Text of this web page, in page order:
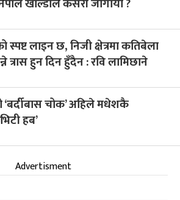
स्पष्ट लाइन छ, निजी क्षेत्रमा कतिबेला
त्रास हुन दिन हुँदैन : रवि लामिछाने
‘बर्दीबास चोक’ अहिले मधेशकै
हब’
Advertisment